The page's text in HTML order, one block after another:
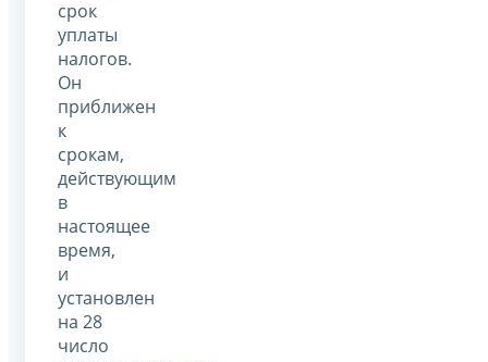
срок
уплаты
налогов.
Он
приближен
к
срокам,
действующим
в
настоящее
время,
и
установлен
на 28
число